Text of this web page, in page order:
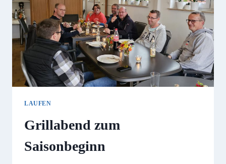
LAUFEN
Grillabend zum
Saisonbeginn